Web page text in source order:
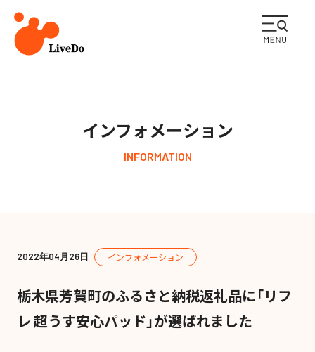
ライフケア事業
採用情報
インフォメーション
INFORMATION
2022年04月26日 インフォメーション
栃木県芳賀町のふるさと納税返礼品に「リフ
レ 超うす安心パッド」が選ばれました